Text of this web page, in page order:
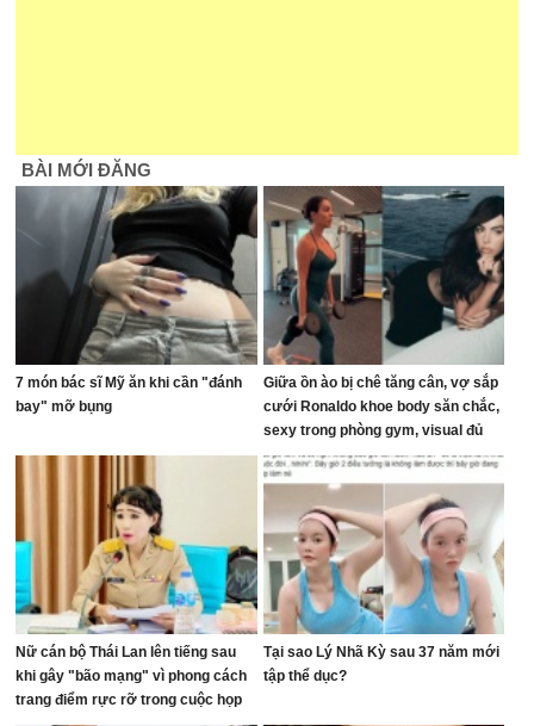
BÀI MỚI ĐĂNG
7 món bác sĩ Mỹ ăn khi cần "đánh
bay" mỡ bụng
Giữa ồn ào bị chê tăng cân, vợ sắp
cưới Ronaldo khoe body săn chắc,
sexy trong phòng gym, visual đủ
sức dập tắt mọi lời chê bai
Nữ cán bộ Thái Lan lên tiếng sau
khi gây "bão mạng" vì phong cách
trang điểm rực rỡ trong cuộc họp
Tại sao Lý Nhã Kỳ sau 37 năm mới
tập thể dục?